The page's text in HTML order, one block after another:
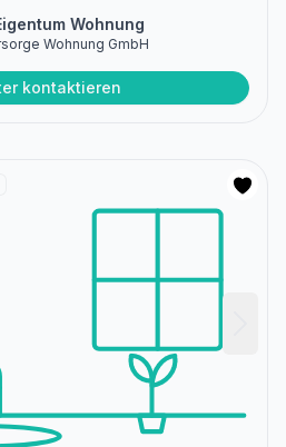
Wohnung
Wohnung GmbH
kontaktieren